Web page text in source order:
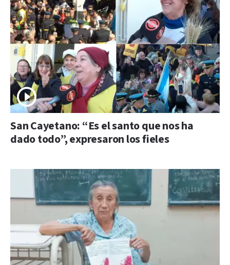
San Cayetano: “Es el santo que nos ha
dado todo”, expresaron los fieles